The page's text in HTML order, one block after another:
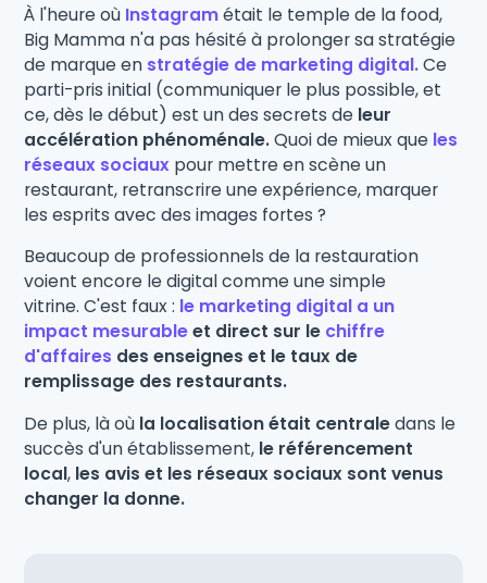
À l'heure où Instagramétait le temple de la food,
Big Mamma n'a pas hésité à prolonger sa stratégie
de marque en stratégie de marketing digital.Ce
parti-pris initial (communiquer le plus possible, et
ce, dès le début) est un des secrets de leur
accélération phénoménale.Quoi de mieux que les
réseaux sociaux pour mettre en scène un
restaurant, retranscrire une expérience, marquer
les esprits avec des images fortes ?
Beaucoup de professionnels de la restauration
voient encore le digital comme une simple
vitrine. C'est faux : le marketing digital a un
impact mesurableet direct sur le chiffre
d'affaires des enseignes et le taux de
remplissage des restaurants.
De plus, là où la localisation était centraledans le
succès d'un établissement, le référencement
local, les avis et les réseaux sociaux sont venus
changer la donne.